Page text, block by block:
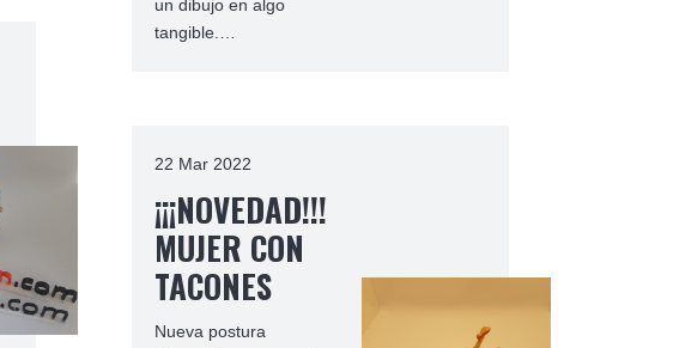
un dibujo en algo
tangible.…
22 Mar 2022
¡¡¡NOVEDAD!!!
MUJER CON
TACONES
Nueva postura